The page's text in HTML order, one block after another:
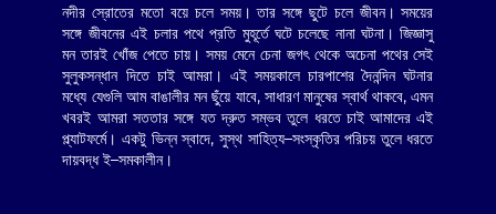
নদীর স্রোতের মতো বয়ে চলে সময়। তার সঙ্গে ছুটে চলে জীবন। সময়ের
সঙ্গে জীবনের এই চলার পথে প্রতি মুহূর্তে ঘটে চলেছে নানা ঘটনা। জিজ্ঞাসু
মন তারই খোঁজ পেতে চায়। সময় মেনে চেনা জগৎ থেকে অচেনা পথের সেই
সুলুকসন্ধান দিতে চাই আমরা। এই সময়কালে চারপাশের দৈনন্দিন ঘটনার
মধ্যে যেগুলি আম বাঙালীর মন ছুঁয়ে যাবে, সাধারণ মানুষের স্বার্থ থাকবে, এমন
খবরই আমরা সততার সঙ্গে যত দ্রুত সম্ভব তুলে ধরতে চাই আমাদের এই
প্ল্যাটফর্মে। একটু ভিন্ন স্বাদে, সুস্থ সাহিত্য–সংস্কৃতির পরিচয় তুলে ধরতে
দায়বদ্ধ ই–সমকালীন।